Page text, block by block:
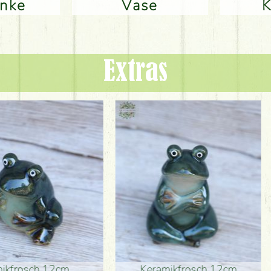
Vase
Extras